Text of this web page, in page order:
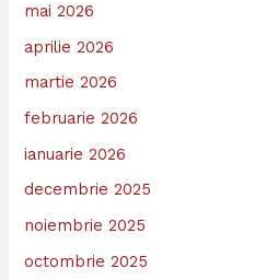
mai 2026
aprilie 2026
martie 2026
februarie 2026
ianuarie 2026
decembrie 2025
noiembrie 2025
octombrie 2025